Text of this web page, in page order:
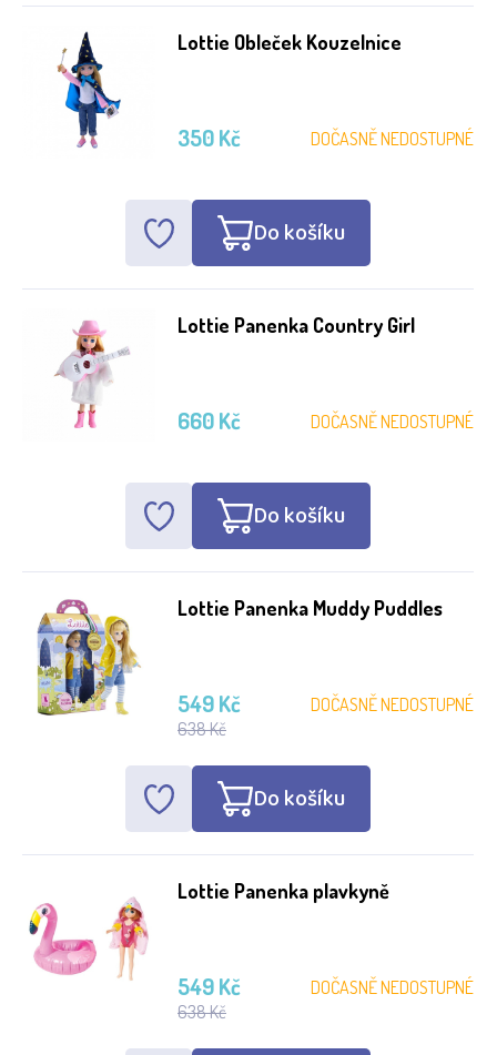
Lottie Obleček Kouzelnice
DOČASNĚ NEDOSTUPNÉ
350 Kč
Do košíku
Lottie Panenka Country Girl
DOČASNĚ NEDOSTUPNÉ
660 Kč
Do košíku
Lottie Panenka Muddy Puddles
DOČASNĚ NEDOSTUPNÉ
549 Kč
638 Kč
Do košíku
Lottie Panenka plavkyně
DOČASNĚ NEDOSTUPNÉ
549 Kč
638 Kč